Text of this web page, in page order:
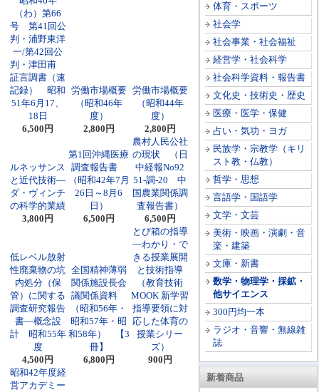
体育・スポーツ
社会学
社会事業・社会福祉
経営学・社会科学
社会科学資料・報告書
文化史・技術史・歴史
医療・医学・保健
占い・気功・ヨガ
民族学・宗教学（キリ
スト教・仏教）
哲学・思想
言語学・国語学
文学・文芸
美術・映画・演劇・音
楽・建築
文庫・新書
数学・物理学・採鉱・
他サイエンス
300円均一本
ラジオ・音響・無線雑
誌
新着商品
（わ）第66
号 第41回公
判・浦野東洋
一/第42回公
判・津田甫
証言調書（速
記録） 昭和
51年6月17、
18日
6,500円
労働市場概要
（昭和46年
度）
2,800円
労働市場概要
（昭和44年
度）
2,800円
ルネッサンス
と近代技術―
ダ・ヴィンチ
の科学的業績
3,800円
第1回沖縄医療
調査報告書
（昭和42年7月
26日～8月6
日）
6,500円
農村人民公社
の現状 （日
中経報No92
51-調-20 中
国農業関係調
査報告書）
6,500円
低レベル放射
性廃棄物の坑
内処分（保
管）に関する
調査研究報告
書―概念設
計 昭和55年
度
4,500円
全国精神薄弱
関係施設長会
議関係資料
（昭和56年・
昭和57年・昭
和58年） 【3
冊】
6,800円
とび箱の指導
―わかり・で
きる授業展開
と技術指導
（教育技術
MOOK 新学習
指導要領に対
応した体育の
授業シリー
ズ）
900円
昭和42年度経
営アカデミー